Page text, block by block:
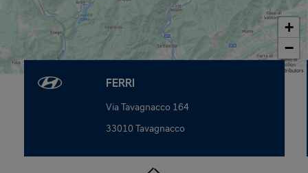
+
−
Map data © OpenStreetMap contributors
FERRI
Via Tavagnacco 164
33010 Tavagnacco